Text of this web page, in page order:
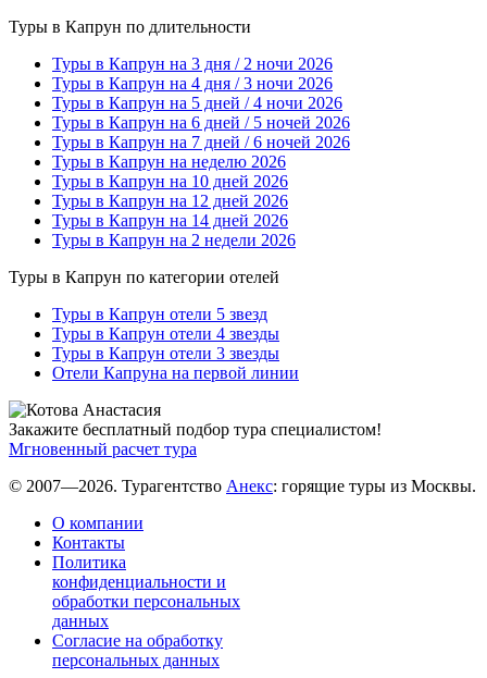
Туры в Капрун по длительности
Туры в Капрун на 3 дня / 2 ночи 2026
Туры в Капрун на 4 дня / 3 ночи 2026
Туры в Капрун на 5 дней / 4 ночи 2026
Туры в Капрун на 6 дней / 5 ночей 2026
Туры в Капрун на 7 дней / 6 ночей 2026
Туры в Капрун на неделю 2026
Туры в Капрун на 10 дней 2026
Туры в Капрун на 12 дней 2026
Туры в Капрун на 14 дней 2026
Туры в Капрун на 2 недели 2026
Туры в Капрун по категории отелей
Туры в Капрун отели 5 звезд
Туры в Капрун отели 4 звезды
Туры в Капрун отели 3 звезды
Отели Капруна на первой линии
Закажите бесплатный подбор тура специалистом!
Мгновенный расчет тура
© 2007—2026. Турагентство Анекс: горящие туры из Москвы.
О компании
Контакты
Политика
конфиденциальности и
обработки персональных
данных
Согласие на обработку
персональных данных